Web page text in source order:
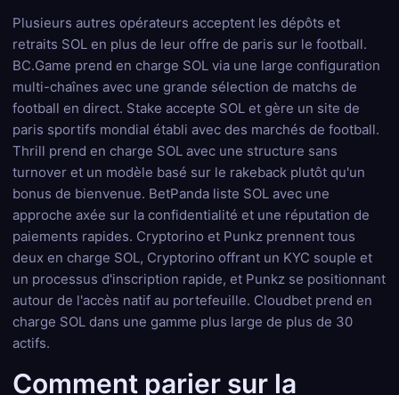
Plusieurs autres opérateurs acceptent les dépôts et
retraits SOL en plus de leur offre de paris sur le football.
BC.Game prend en charge SOL via une large configuration
multi-chaînes avec une grande sélection de matchs de
football en direct. Stake accepte SOL et gère un site de
paris sportifs mondial établi avec des marchés de football.
Thrill prend en charge SOL avec une structure sans
turnover et un modèle basé sur le rakeback plutôt qu'un
bonus de bienvenue. BetPanda liste SOL avec une
approche axée sur la confidentialité et une réputation de
paiements rapides. Cryptorino et Punkz prennent tous
deux en charge SOL, Cryptorino offrant un KYC souple et
un processus d'inscription rapide, et Punkz se positionnant
autour de l'accès natif au portefeuille. Cloudbet prend en
charge SOL dans une gamme plus large de plus de 30
actifs.
Comment parier sur la